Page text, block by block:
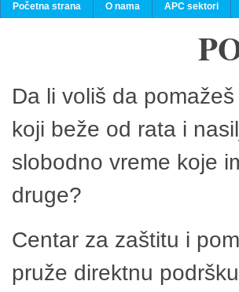
Početna strana O nama APC sektori
Da li voliš da
koji beže od rata i
slobodno vreme koje
druge?
Centar za zaštitu i
pruže direktnu